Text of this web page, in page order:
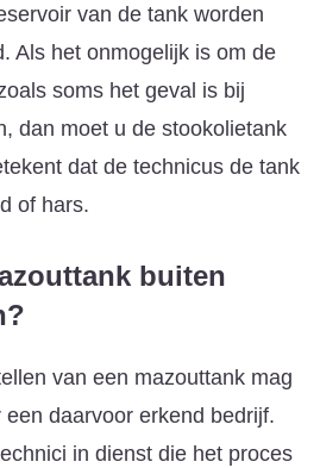
van de tank worden
Als het onmogelijk is om de
soms het geval is bij
dan moet u de stookolietank
dat de technicus de tank
of hars.
buiten
van een mazouttank mag
daarvoor erkend bedrijf.
in dienst die het proces